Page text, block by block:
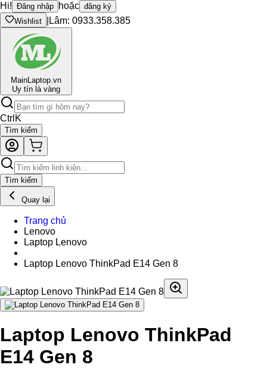
Hi! Đăng nhập hoặc đăng ký
Wishlist
Lâm: 0933.358.385
MainLaptop.vn
Uy tín là vàng
Ctrl K
Tìm kiếm
Tìm kiếm
Quay lại
Trang chủ
Lenovo
Laptop Lenovo
Laptop Lenovo ThinkPad E14 Gen 8
Laptop Lenovo ThinkPad
E14 Gen 8